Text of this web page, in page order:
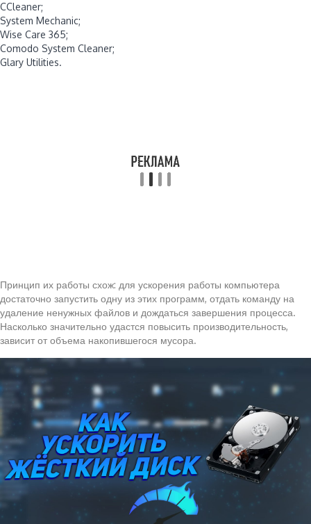
CCleaner;
System Mechanic;
Wise Care 365;
Comodo System Cleaner;
Glary Utilities.
Принцип их работы схож: для ускорения работы компьютера
достаточно запустить одну из этих программ, отдать команду на
удаление ненужных файлов и дождаться завершения процесса.
Насколько значительно удастся повысить производительность,
зависит от объема накопившегося мусора.